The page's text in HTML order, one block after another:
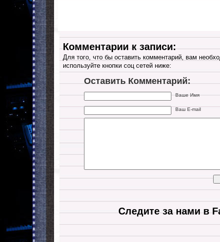
Комментарии к записи:
Для того, что бы оставить комментарий, вам
используйте кнопки соц сетей ниже:
Оставить Комментарий:
Ваше Имя
Ваш E-mail
Следите за нами в